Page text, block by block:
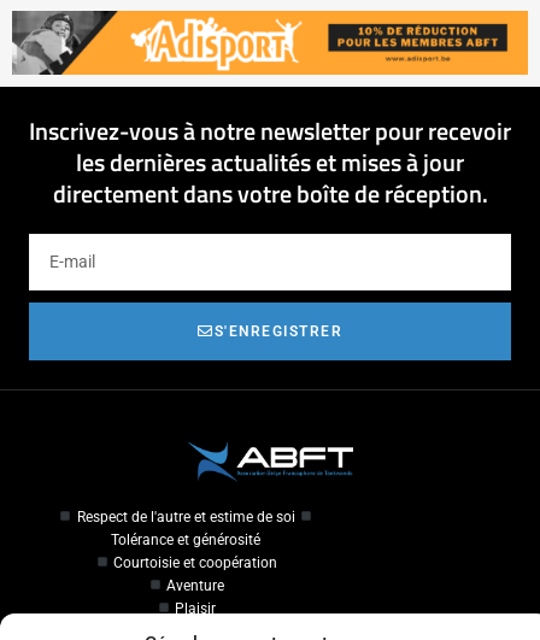
Inscrivez-vous à notre newsletter pour recevoir
les dernières actualités et mises à jour
directement dans votre boîte de réception.
S'ENREGISTRER
Respect de l'autre et estime de soi
Tolérance et générosité
Courtoisie et coopération
Aventure
Plaisir